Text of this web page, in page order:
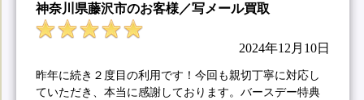
神奈川県藤沢市のお客様／写メール買取
2024年12月10日
昨年に続き２度目の利用です！今回も親切丁寧に対応し
ていただき、本当に感謝しております。バースデー特典